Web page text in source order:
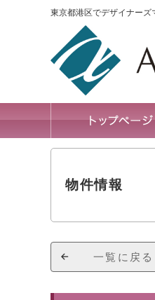
東京都港区でデザイナー
物件情報
一覧に戻る